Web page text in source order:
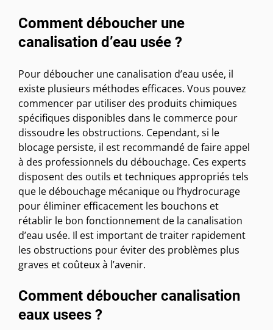
Comment déboucher une
canalisation d’eau usée ?
Pour déboucher une canalisation d’eau usée, il
existe plusieurs méthodes efficaces. Vous pouvez
commencer par utiliser des produits chimiques
spécifiques disponibles dans le commerce pour
dissoudre les obstructions. Cependant, si le
blocage persiste, il est recommandé de faire appel
à des professionnels du débouchage. Ces experts
disposent des outils et techniques appropriés tels
que le débouchage mécanique ou l’hydrocurage
pour éliminer efficacement les bouchons et
rétablir le bon fonctionnement de la canalisation
d’eau usée. Il est important de traiter rapidement
les obstructions pour éviter des problèmes plus
graves et coûteux à l’avenir.
Comment déboucher canalisation
eaux usees ?